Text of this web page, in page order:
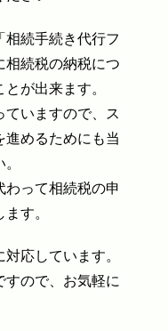
相続手続き代行フ
相続税の納税につ
が出来ます。
ていますので、ス
進めるためにも当
わって相続税の申
す。
応しています。
すので、お気軽に